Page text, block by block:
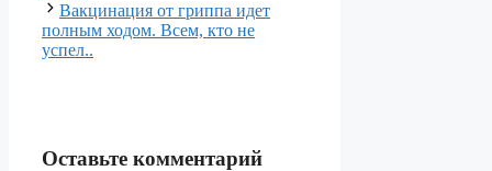
Вакцинация от гриппа идет
полным ходом. Всем, кто не
успел..
Оставьте комментарий